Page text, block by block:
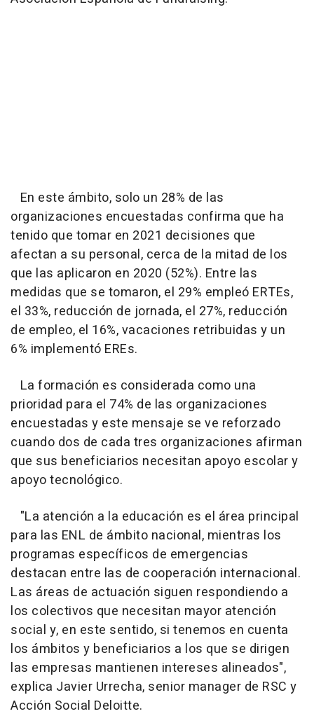
En este ámbito, solo un 28% de las
organizaciones encuestadas confirma que ha
tenido que tomar en 2021 decisiones que
afectan a su personal, cerca de la mitad de los
que las aplicaron en 2020 (52%). Entre las
medidas que se tomaron, el 29% empleó ERTEs,
el 33%, reducción de jornada, el 27%, reducción
de empleo, el 16%, vacaciones retribuidas y un
6% implementó EREs.
La formación es considerada como una
prioridad para el 74% de las organizaciones
encuestadas y este mensaje se ve reforzado
cuando dos de cada tres organizaciones afirman
que sus beneficiarios necesitan apoyo escolar y
apoyo tecnológico.
"La atención a la educación es el área principal
para las ENL de ámbito nacional, mientras los
programas específicos de emergencias
destacan entre las de cooperación internacional.
Las áreas de actuación siguen respondiendo a
los colectivos que necesitan mayor atención
social y, en este sentido, si tenemos en cuenta
los ámbitos y beneficiarios a los que se dirigen
las empresas mantienen intereses alineados",
explica Javier Urrecha, senior manager de RSC y
Acción Social Deloitte.